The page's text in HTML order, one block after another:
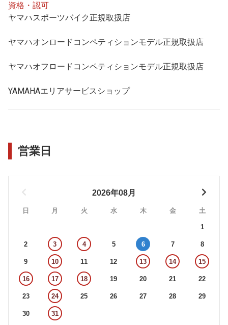
資格・認可
ヤマハスポーツバイク正規取扱店
ヤマハオンロードコンペティションモデル正規取扱店
ヤマハオフロードコンペティションモデル正規取扱店
YAMAHAエリアサービスショップ
営業日
2026年08月
日 月 火 水 木 金 土
1
2 3 4 5 6 7 8
9 10 11 12 13 14 15
16 17 18 19 20 21 22
23 24 25 26 27 28 29
30 31